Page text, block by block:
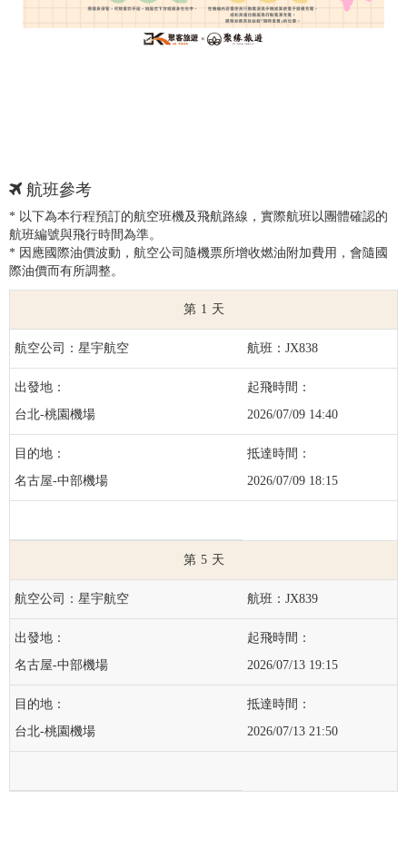
航班參考
* 以下為本行程預訂的航空班機及飛航路線，實際航班以團體確認的
航班編號與飛行時間為準。
* 因應國際油價波動，航空公司隨機票所增收燃油附加費用，會隨國
際油價而有所調整。
1
星宇航空 JX838
台北-桃園機場 2026/07/09 14:40
名古屋-中部機場 2026/07/09 18:15
5
星宇航空 JX839
名古屋-中部機場 2026/07/13 19:15
台北-桃園機場 2026/07/13 21:50